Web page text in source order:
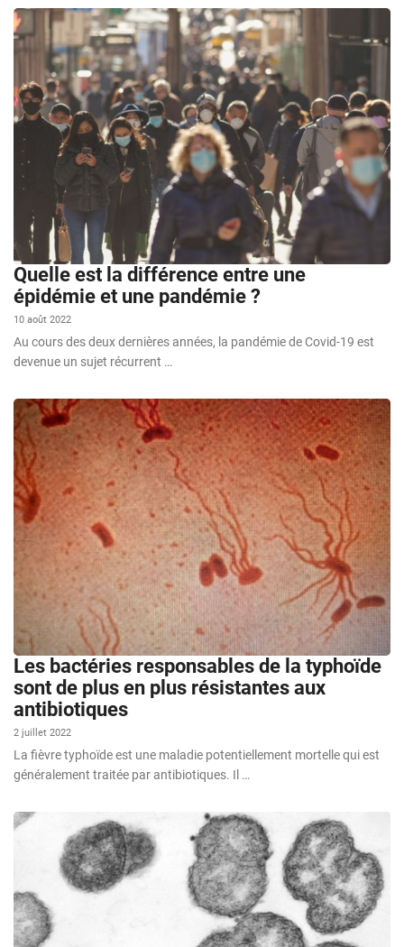
Quelle est la différence entre une
épidémie et une pandémie ?
10 août 2022
Au cours des deux dernières années, la pandémie de Covid-19 est
devenue un sujet récurrent …
Les bactéries responsables de la typhoïde
sont de plus en plus résistantes aux
antibiotiques
2 juillet 2022
La fièvre typhoïde est une maladie potentiellement mortelle qui est
généralement traitée par antibiotiques. Il …